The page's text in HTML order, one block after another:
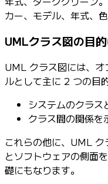
カー、モデル、年式、色
UMLクラス図の目
UML クラス図には、
ルとして主に 2 つの目
システムのクラス
クラス間の関係を
これらの他に、UML
とソフトウェアの側面
礎にもなります。